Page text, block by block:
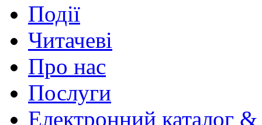
Події
Читачеві
Про нас
Послуги
Електронний каталог